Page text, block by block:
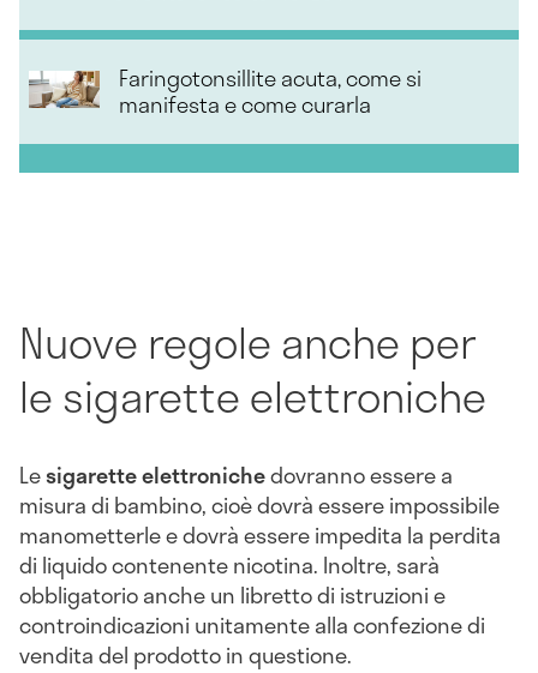
Faringotonsillite acuta, come si
manifesta e come curarla
Nuove regole anche per
le sigarette elettroniche
Lesigarette elettronichedovranno essere a
misura di bambino, cioè dovrà essere impossibile
manometterle e dovrà essere impedita la perdita
di liquido contenente nicotina. Inoltre, sarà
obbligatorio anche un libretto di istruzioni e
controindicazioni unitamente alla confezione di
vendita del prodotto in questione.